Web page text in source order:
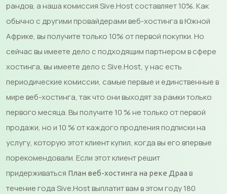
рандов, а наша комиссия Sive.Host составляет 10%. Как
обычно с другими провайдерами веб-хостинга в Южной
Африке, вы получите только 10% от первой покупки. Но
сейчас вы имеете дело с подходящим партнером в сфере
хостинга, вы имеете дело с Sive.Host, у нас есть
периодические комиссии, самые первые и единственные в
мире веб-хостинга, так что они выходят за рамки только
первого месяца. Вы получите 10 % не только от первой
продажи, но и 10 % от каждого продления подписки на
услугу, которую этот клиент купил, когда вы его впервые
порекомендовали. Если этот клиент решит
придерживаться План веб-хостинга на реке Драа в
течение года Sive.Host выплатит вам в этом году 180